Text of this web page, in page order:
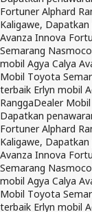
Fortuner Alphard
Kaligawe,
Avanza Innova
Semarang
mobil Agya Calya
Mobil Toyota
terbaik Erlyn mobil
RanggaDealer
Dapatkan
Fortuner Alphard
Kaligawe,
Avanza Innova
Semarang
mobil Agya Calya
Mobil Toyota
terbaik Erlyn mobil